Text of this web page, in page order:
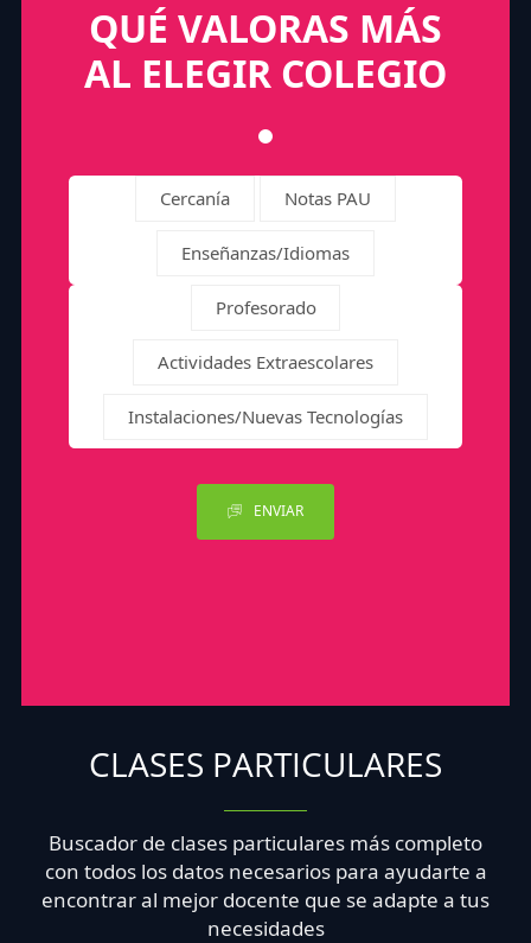
QUÉ VALORAS MÁS
AL ELEGIR COLEGIO
Cercanía Notas PAU
Enseñanzas/Idiomas
Profesorado
Actividades Extraescolares
Instalaciones/Nuevas Tecnologías
ENVIAR
CLASES PARTICULARES
Buscador de clases particulares más completo
con todos los datos necesarios para ayudarte a
encontrar al mejor docente que se adapte a tus
necesidades